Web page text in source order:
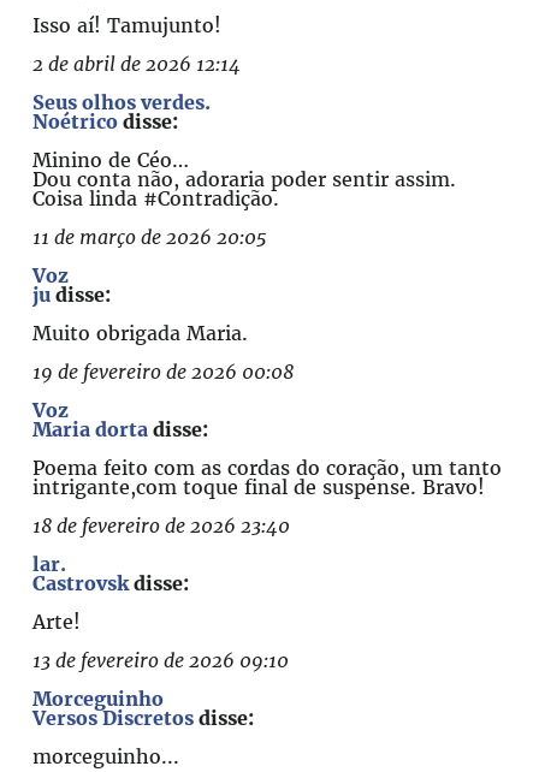
Isso aí! Tamujunto!
2 de abril de 2026 12:14
Seus olhos verdes.
Noétrico disse:
Minino de Céo…
Dou conta não, adoraria poder sentir assim.
Coisa linda #Contradição.
11 de março de 2026 20:05
Voz
ju disse:
Muito obrigada Maria.
19 de fevereiro de 2026 00:08
Voz
Maria dorta disse:
Poema feito com as cordas do coração, um tanto
intrigante,com toque final de suspense. Bravo!
18 de fevereiro de 2026 23:40
lar.
Castrovskdisse:
Arte!
13 de fevereiro de 2026 09:10
Morceguinho
Versos Discretos disse:
morceguinho...